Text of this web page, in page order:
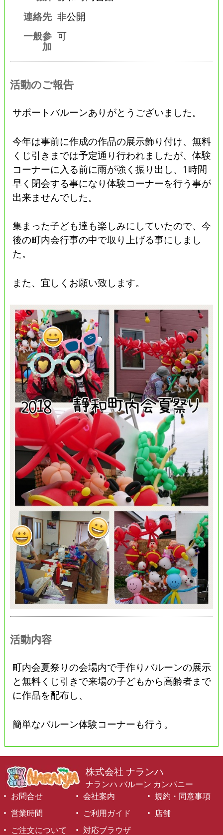
連絡先 非公開
一般参
加
可
活動のご報告
サポートバルーンありがとうございました。
今年は事前に作成の作品の展示飾り付け、無料
くじ引きまでは予定通り行われましたが、体験
コーナーに入る前に雨が強く振り出し、1時間
早く閉会する事になり体験コーナーを行う事が
出来ませんでした。
集まった子ども達も楽しみにしていたので、今
後の町内会行事の中で取り上げる事にしまし
た。
また、宜しくお願い致します。
活動内容
町内会夏祭りの会場内で手作りバルーンの展示
と無料くじ引きで来場の子どもから高齢者まで
に作品を配布し、
簡単なバルーン体験コーナーも行う。
株式会社 ナランハ
ナランハ バルーン カンパニー
お問合せ
会社案内
規約・同意事項
営業時間
ご利用ガイド
店舗
ご注文について
対応ブラウザ